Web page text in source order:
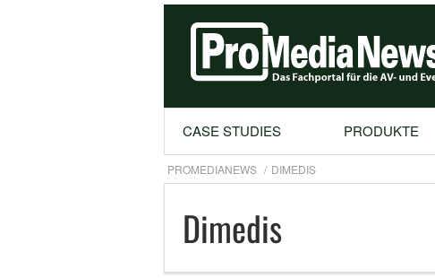
CASE STUDIES PRODUKTE
PROMEDIANEWS DIMEDIS
Dimedis